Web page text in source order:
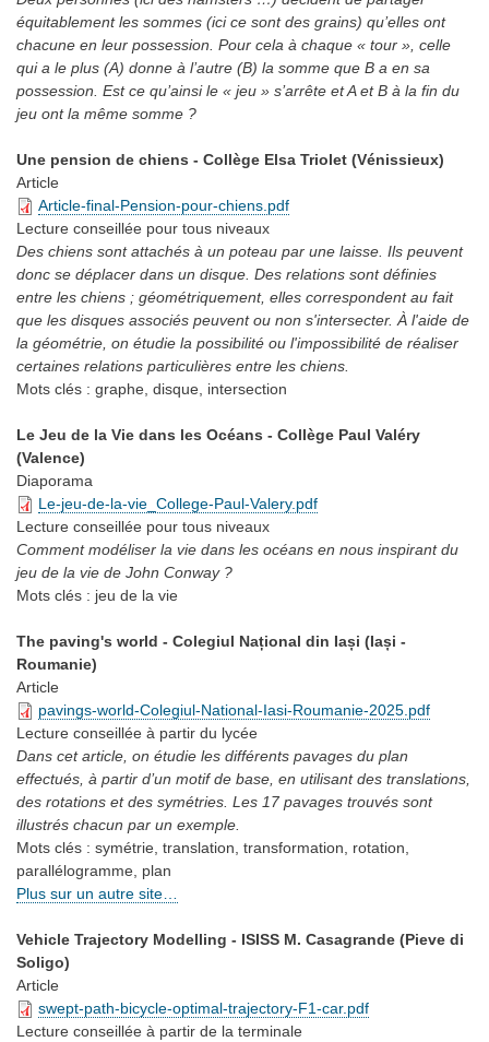
équitablement les sommes (ici ce sont des grains) qu’elles ont
chacune en leur possession. Pour cela à chaque « tour », celle
qui a le plus (A) donne à l’autre (B) la somme que B a en sa
possession. Est ce qu’ainsi le « jeu » s’arrête et A et B à la fin du
jeu ont la même somme ?
Une pension de chiens - Collège Elsa Triolet (Vénissieux)
Article
Article-final-Pension-pour-chiens.pdf
Lecture conseillée pour tous niveaux
Des chiens sont attachés à un poteau par une laisse. Ils peuvent
donc se déplacer dans un disque. Des relations sont définies
entre les chiens ; géométriquement, elles correspondent au fait
que les disques associés peuvent ou non s'intersecter. À l'aide de
la géométrie, on étudie la possibilité ou l'impossibilité de réaliser
certaines relations particulières entre les chiens.
Mots clés : graphe, disque, intersection
Le Jeu de la Vie dans les Océans - Collège Paul Valéry
(Valence)
Diaporama
Le-jeu-de-la-vie_College-Paul-Valery.pdf
Lecture conseillée pour tous niveaux
Comment modéliser la vie dans les océans en nous inspirant du
jeu de la vie de John Conway ?
Mots clés : jeu de la vie
The paving's world - Colegiul Național din Iași (Iași -
Roumanie)
Article
pavings-world-Colegiul-National-Iasi-Roumanie-2025.pdf
Lecture conseillée à partir du lycée
Dans cet article, on étudie les différents pavages du plan
effectués, à partir d’un motif de base, en utilisant des translations,
des rotations et des symétries. Les 17 pavages trouvés sont
illustrés chacun par un exemple.
Mots clés : symétrie, translation, transformation, rotation,
parallélogramme, plan
Plus sur un autre site…
Vehicle Trajectory Modelling - ISISS M. Casagrande (Pieve di
Soligo)
Article
swept-path-bicycle-optimal-trajectory-F1-car.pdf
Lecture conseillée à partir de la terminale